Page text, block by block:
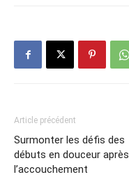
Article précédent
Surmonter les défis des
débuts en douceur après
l’accouchement